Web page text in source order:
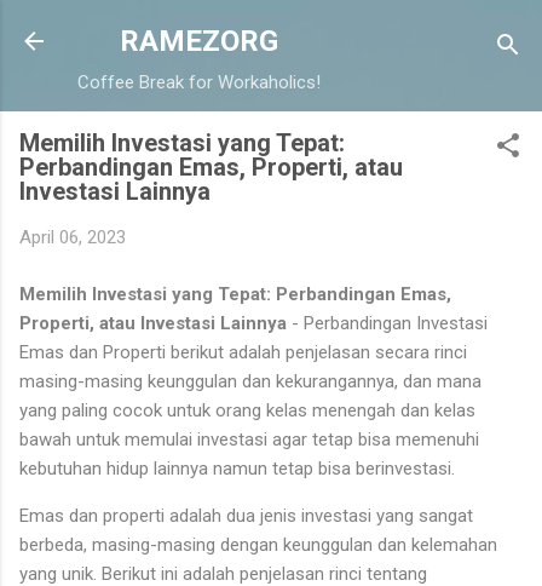
Langsung ke konten utama
RAMEZORG
Coffee Break for Workaholics!
Memilih Investasi yang Tepat:
Perbandingan Emas, Properti, atau
Investasi Lainnya
April 06, 2023
Memilih Investasi yang Tepat: Perbandingan Emas,
Properti, atau Investasi Lainnya - Perbandingan Investasi
Emas dan Properti berikut adalah penjelasan secara rinci
masing-masing keunggulan dan kekurangannya, dan mana
yang paling cocok untuk orang kelas menengah dan kelas
bawah untuk memulai investasi agar tetap bisa memenuhi
kebutuhan hidup lainnya namun tetap bisa berinvestasi.
Emas dan properti adalah dua jenis investasi yang sangat
berbeda, masing-masing dengan keunggulan dan kelemahan
yang unik. Berikut ini adalah penjelasan rinci tentang